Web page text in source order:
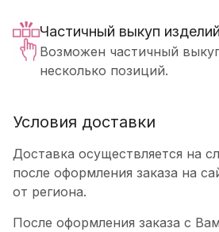
Частичный выкуп изделий
Возможен частичный
несколько позиций.
Условия доставки
Доставка осуществляется на
после оформления заказа на
от региона.
После оформления заказа с